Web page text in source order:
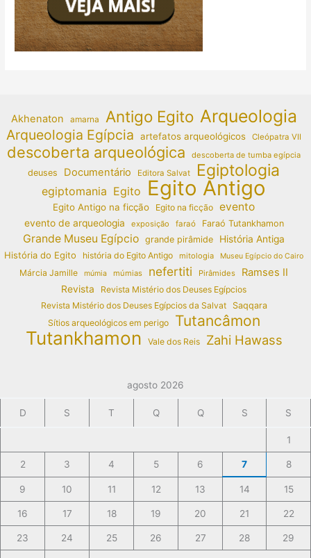
Akhenaton amarna Antigo Egito Arqueologia
Arqueologia Egípcia artefatos arqueológicos Cleópatra VII
descoberta arqueológica descoberta de tumba egípcia
deuses Documentário Editora Salvat Egiptologia
egiptomania Egito Egito Antigo
Egito Antigo na ficção Egito na ficção evento
evento de arqueologia exposição faraó Faraó Tutankhamon
Grande Museu Egípcio grande pirâmide
História Antiga
História do Egito
história do Egito Antigo mitologia Museu Egípcio do Cairo
Márcia Jamille múmia múmias nefertiti Pirâmides Ramses II
Revista
Revista Mistério dos Deuses Egípcios
Revista Mistério dos Deuses Egípcios da Salvat
Saqqara
Sítios arqueológicos em perigo
Tutancâmon
Tutankhamon Vale dos Reis Zahi Hawass
agosto 2026
D S T Q Q S S
1
2 3 4 5 6 7 8
9 10 11 12 13 14 15
16 17 18 19 20 21 22
23 24 25 26 27 28 29